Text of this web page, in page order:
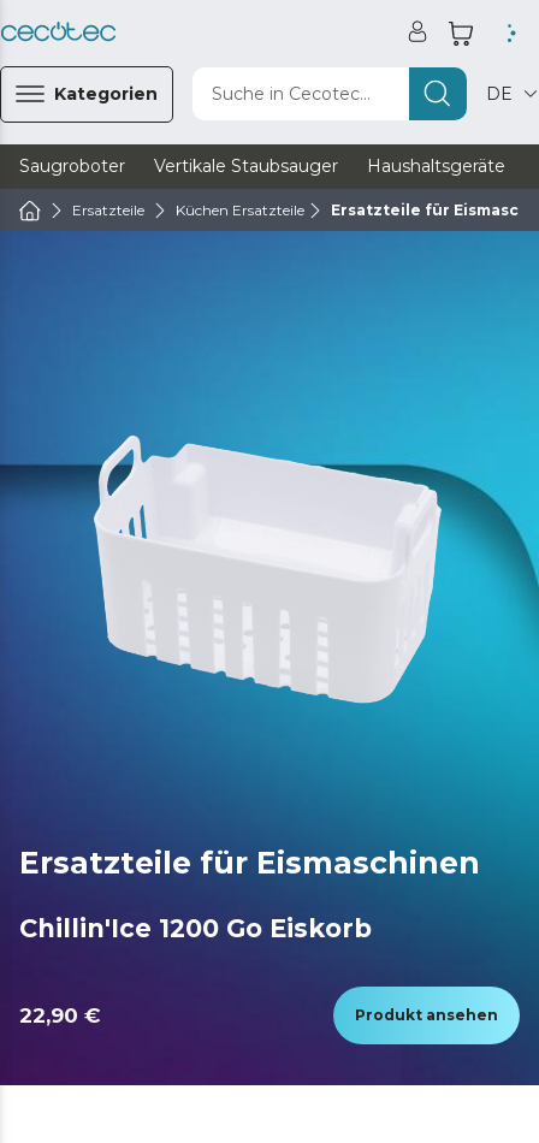
Kategorien Suche in Cecotec... DE
Saugroboter Vertikale Staubsauger Haushaltsgeräte
Ersatzteile Küchen Ersatzteile Ersatzteile für
Ersatzteile für Eismaschinen
Chillin'Ice 1200 Go Eiskorb
22,90 € Produkt ansehen